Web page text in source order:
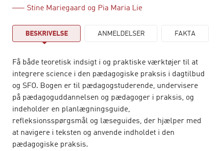
Stine Mariegaard og Pia Maria Lie
BESKRIVELSE ANMELDELSER FAKTA
Få både teoretisk indsigt i og praktiske værktøjer til at
integrere science i den pædagogiske praksis i dagtilbud
og SFO. Bogen er til pædagogstuderende, undervisere
på pædagoguddannelsen og pædagoger i praksis, og
indeholder en planlægningsguide,
refleksionsspørgsmål og læseguides, der hjælper med
at navigere i teksten og anvende indholdet i den
pædagogiske praksis.